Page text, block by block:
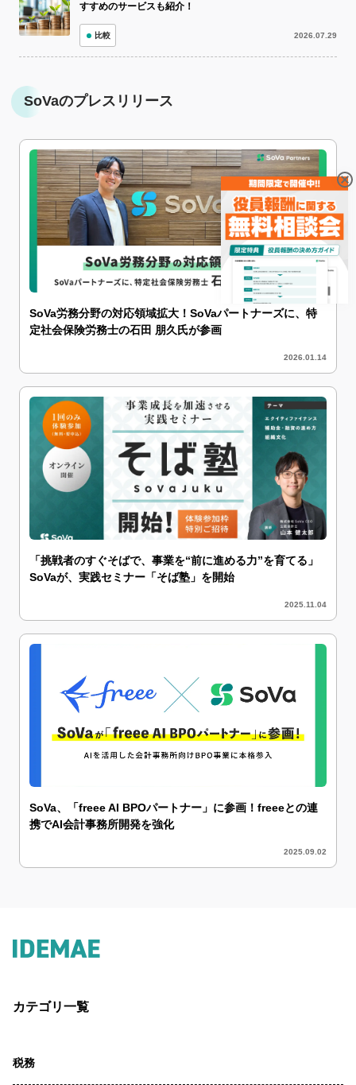
すすめのサービスも紹介！
比較 2026.07.29
SoVaのプレスリリース
SoVa労務分野の対応領域拡大！SoVaパートナーズに、特
定社会保険労務士の石田 朋久氏が参画
2026.01.14
「挑戦者のすぐそばで、事業を“前に進める力”を育てる」
SoVaが、実践セミナー「そば塾」を開始
2025.11.04
SoVa、「freee AI BPOパートナー」に参画！freeeとの連
携でAI会計事務所開発を強化
2025.09.02
カテゴリ一覧
税務